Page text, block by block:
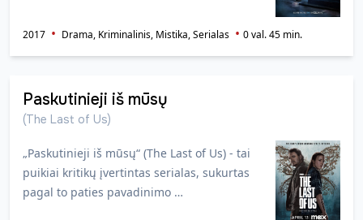
2017 Drama, Kriminalinis, Mistika, Serialas 0 val. 45 min.
Paskutinieji iš mūsų
(The Last of Us)
„Paskutinieji iš mūsų“ (The Last of Us) - tai
puikiai kritikų įvertintas serialas, sukurtas
pagal to paties pavadinimo …